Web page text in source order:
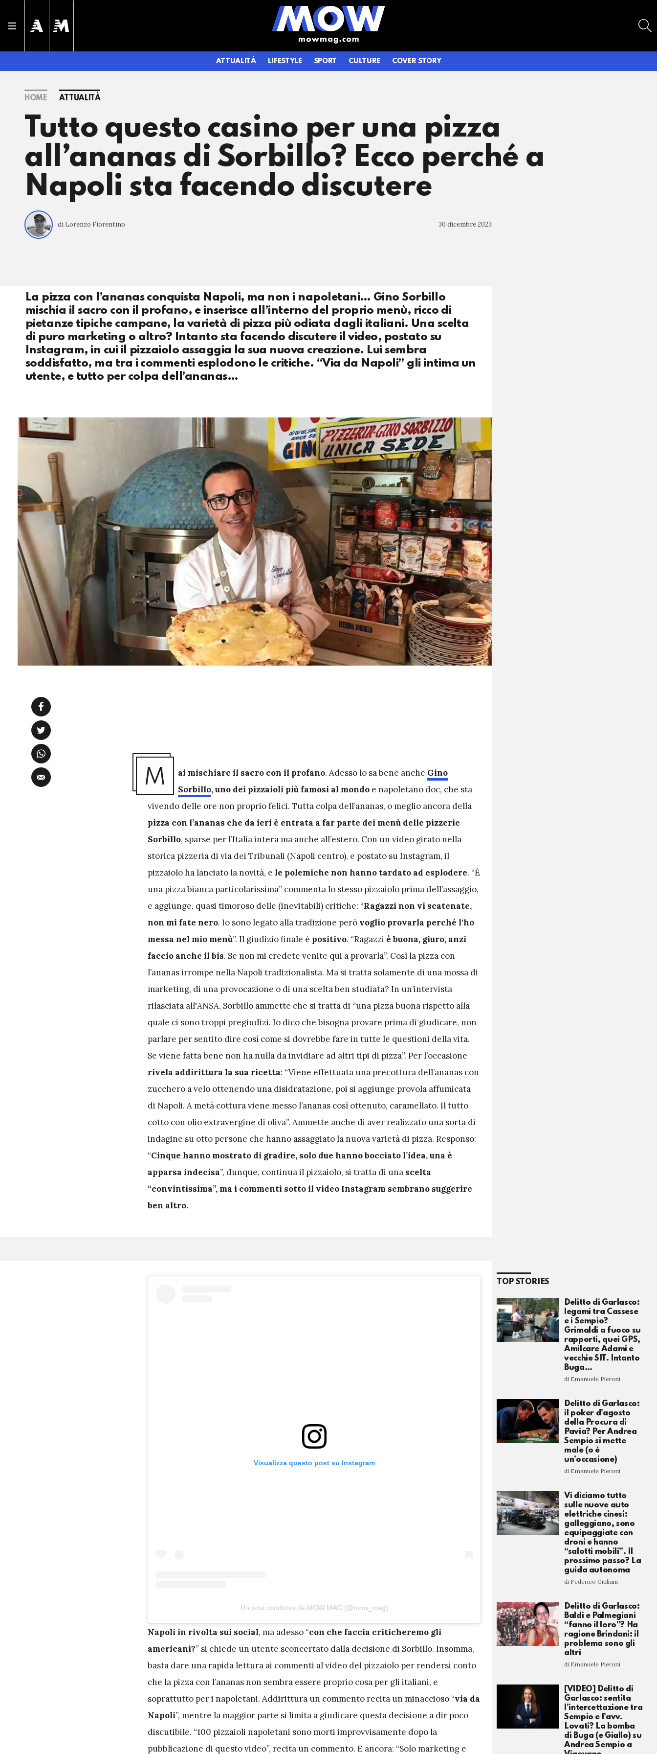
ATTUALITÀ LIFESTYLE SPORT CULTURE COVER STORY
HOME ATTUALITÀ
Tutto questo casino per una pizza
all’ananas di Sorbillo? Ecco perché a
Napoli sta facendo discutere
di Lorenzo Fiorentino 30 dicembre 2023
La pizza con l’ananas conquista Napoli, ma non i napoletani… Gino Sorbillo
mischia il sacro con il profano, e inserisce all’interno del proprio menù, ricco di
pietanze tipiche campane, la varietà di pizza più odiata dagli italiani. Una scelta
di puro marketing o altro? Intanto sta facendo discutere il video, postato su
Instagram, in cui il pizzaiolo assaggia la sua nuova creazione. Lui sembra
soddisfatto, ma tra i commenti esplodono le critiche. “Via da Napoli” gli intima un
utente, e tutto per colpa dell’ananas…
M ai mischiare il sacro con il profano. Adesso lo sa bene anche Gino
Sorbillo, uno dei pizzaioli più famosi al mondo e napoletano doc, che sta
vivendo delle ore non proprio felici. Tutta colpa dell’ananas, o meglio ancora della
pizza con l’ananas che da ieri è entrata a far parte dei menù delle pizzerie
Sorbillo, sparse per l’Italia intera ma anche all’estero. Con un video girato nella
storica pizzeria di via dei Tribunali (Napoli centro), e postato su Instagram, il
pizzaiolo ha lanciato la novità, e le polemiche non hanno tardato ad esplodere. “È
una pizza bianca particolarissima” commenta lo stesso pizzaiolo prima dell’assaggio,
e aggiunge, quasi timoroso delle (inevitabili) critiche: “Ragazzi non vi scatenate,
non mi fate nero. Io sono legato alla tradizione però voglio provarla perché l'ho
messa nel mio menù”. Il giudizio finale è positivo. “Ragazzi è buona, giuro, anzi
faccio anche il bis. Se non mi credete venite qui a provarla”. Così la pizza con
l’ananas irrompe nella Napoli tradizionalista. Ma si tratta solamente di una mossa di
marketing, di una provocazione o di una scelta ben studiata? In un’intervista
rilasciata all'ANSA, Sorbillo ammette che si tratta di “una pizza buona rispetto alla
quale ci sono troppi pregiudizi. Io dico che bisogna provare prima di giudicare, non
parlare per sentito dire così come si dovrebbe fare in tutte le questioni della vita.
Se viene fatta bene non ha nulla da invidiare ad altri tipi di pizza”. Per l’occasione
rivela addirittura la sua ricetta: “Viene effettuata una precottura dell’ananas con
zucchero a velo ottenendo una disidratazione, poi si aggiunge provola affumicata
di Napoli. A metà cottura viene messo l’ananas così ottenuto, caramellato. Il tutto
cotto con olio extravergine di oliva”. Ammette anche di aver realizzato una sorta di
indagine su otto persone che hanno assaggiato la nuova varietà di pizza. Responso:
“Cinque hanno mostrato di gradire, solo due hanno bocciato l’idea, una è
apparsa indecisa”, dunque, continua il pizzaiolo, si tratta di una scelta
“convintissima”, ma i commenti sotto il video Instagram sembrano suggerire
ben altro.
Visualizza questo post su Instagram
Un post condiviso da MOW MAG (@mow_mag)
Napoli in rivolta sui social, ma adesso “con che faccia criticheremo gli
americani?” si chiede un utente sconcertato dalla decisione di Sorbillo. Insomma,
basta dare una rapida lettura ai commenti al video del pizzaiolo per rendersi conto
che la pizza con l’ananas non sembra essere proprio cosa per gli italiani, e
soprattutto per i napoletani. Addirittura un commento recita un minaccioso “via da
Napoli”, mentre la maggior parte si limita a giudicare questa decisione a dir poco
discutibile. “100 pizzaioli napoletani sono morti improvvisamente dopo la
pubblicazione di questo video”, recita un commento. E ancora: “Solo marketing e
TOP STORIES
Delitto di Garlasco:
legami tra Cassese
e i Sempio?
Grimaldi a fuoco su
rapporti, quei GPS,
Amilcare Adami e
vecchie SIT. Intanto
Buga…
di Emanuele Pieroni
Delitto di Garlasco:
il poker d’agosto
della Procura di
Pavia? Per Andrea
Sempio si mette
male (o è
un’occasione)
di Emanuele Pieroni
Vi diciamo tutto
sulle nuove auto
elettriche cinesi:
galleggiano, sono
equipaggiate con
droni e hanno
“salotti mobili”. Il
prossimo passo? La
guida autonoma
di Federico Giuliani
Delitto di Garlasco:
Baldi e Palmegiani
“fanno il loro”? Ha
ragione Brindani: il
problema sono gli
altri
di Emanuele Pieroni
[VIDEO] Delitto di
Garlasco: sentita
l’intercettazione tra
Sempio e l’avv.
Lovati? La bomba
di Buga (e Giallo) su
Andrea Sempio a